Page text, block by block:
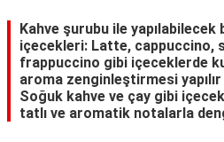
Yaşam
Hukuk
Blog
Kahve şurubu ile yapılabilecek
içecekleri: Latte, cappuccino,
frappuccino gibi içeceklerde
aroma zenginleştirmesi
Soğuk kahve ve çay gibi
tatlı ve aromatik notalarla